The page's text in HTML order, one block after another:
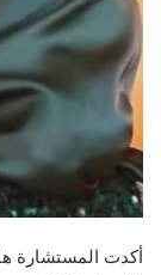
أكدت المستشارة